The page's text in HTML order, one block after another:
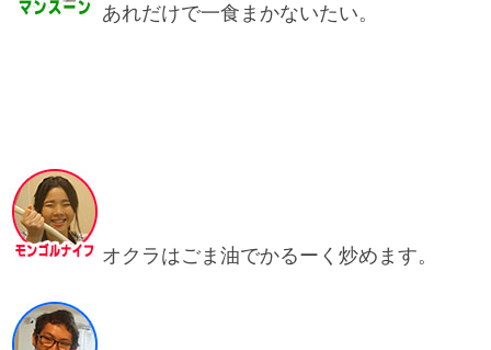
あれだけで一食まかないたい。
オクラはごま油でかるーく炒めます。